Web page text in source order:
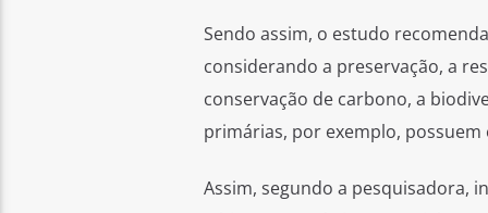
Sendo assim, o estudo
considerando a preservação, a
conservação de carbono, a
primárias, por exemplo,
Assim, segundo a pesquisadora,